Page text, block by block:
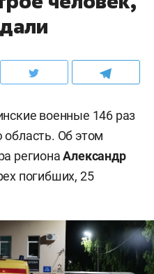
военные 146 раз
область. Об этом
регионаАлександр
погибших, 25